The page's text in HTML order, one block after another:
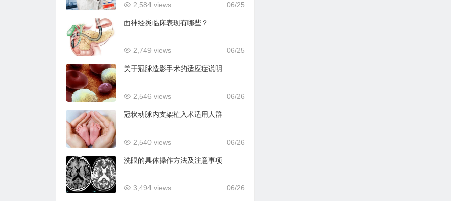
06/25
2,584 views
面神经炎临床表现有哪些？
06/25
2,749 views
关于冠脉造影手术的适应症说明
06/26
2,546 views
冠状动脉内支架植入术适用人群
06/26
2,540 views
洗眼的具体操作方法及注意事项
06/26
3,494 views